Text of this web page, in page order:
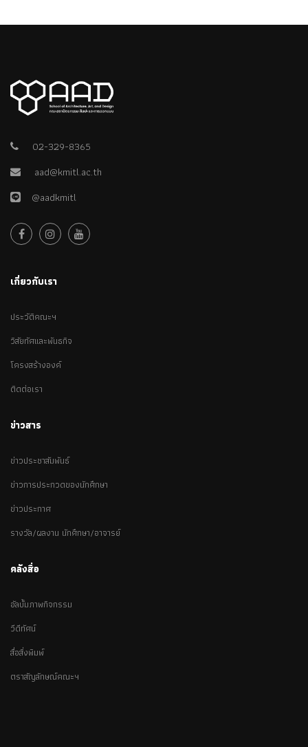
02-329-8365
aad@kmitl.ac.th
@aadkmitl
เกี่ยวกับเรา
ประวัติคณะฯ
วิสัยทัศและพันธกิจ
โครงสร้างองค์
ติดต่อเรา
ข่าวสาร
ข่าวประชาสัมพันธ์
ข่าวการประกวดของนักศึกษา
ข่าวประกาศ
รางวัล/ผลงาน นักศึกษา/อาจารย์
คลังสื่อ
อัลบั้มภาพกิจกรรม
วีดีทัศน์
สื่อสิ่งพิมพ์
ตราสัญลักษณ์คณะฯ